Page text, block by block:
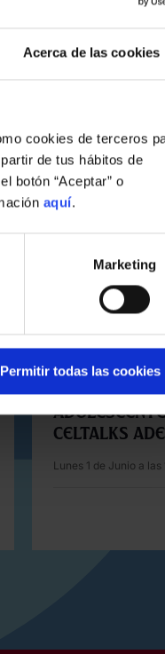
Acerca de las cookies
cookies de terceros
de tus hábitos de
botón “Aceptar” o
aquí.
Marketing
Permitir todas las cookies
FUNDACIÓN
A Dra.
claves para
Celtalks
Lunes 1 de Junio a las